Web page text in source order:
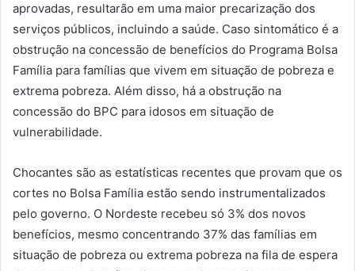
aprovadas, resultarão em uma maior precarização dos
serviços públicos, incluindo a saúde. Caso sintomático é a
obstrução na concessão de benefícios do Programa Bolsa
Família para famílias que vivem em situação de pobreza e
extrema pobreza. Além disso, há a obstrução na
concessão do BPC para idosos em situação de
vulnerabilidade.
Chocantes são as estatísticas recentes que provam que os
cortes no Bolsa Família estão sendo instrumentalizados
pelo governo. O Nordeste recebeu só 3% dos novos
benefícios, mesmo concentrando 37% das famílias em
situação de pobreza ou extrema pobreza na fila de espera